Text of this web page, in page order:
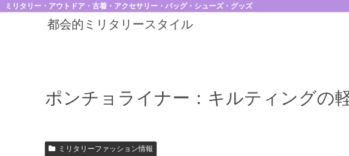
ミリタリー・アウトドア・古着・アクセサリー・バッグ・シューズ・グッズ
都会的ミリタリースタイル
ポンチョライナー：キルティングの
ミリタリーファッション情報